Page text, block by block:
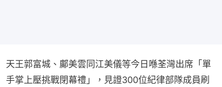
天王郭富城、鄺美雲同江美儀等今日喺荃灣出席「單
手掌上壓挑戰閉幕禮」，見證300位紀律部隊成員刷